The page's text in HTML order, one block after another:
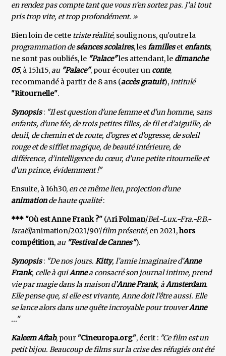
en rendez pas compte tant que vous n’en sortez pas. J’ai tout
pris trop vite, et trop profondément. »
Bien loin de cette triste réalité, soulignons, qu'outre la
programmation deséances scolaires, lesfamilleset enfants,
ne sont pas oubliés, le "Palace"les attendant, le dimanche
05, à 15h15,au "Palace", pour écouter un conte,
recommandé à partir de 8 ans (accès gratuit),intitulé
"Ritournelle".
Synopsis: "Il est question d'une femme et d'un homme, sans
enfants, d'une fée, de trois petites filles, de fil et d’aiguille, de
deuil, de chemin et de route, d’ogres et d’ogresse, de soleil
rouge et de sifflet magique, de beauté intérieure, de
différence, d’intelligence du cœur, d’une petite ritournelle et
d’un prince, évidemment !"
Ensuite, à 16h30, en ce même lieu, projection d'une
animationde haute qualité:
*** "Où est Anne Frank ?" (Ari Folman/Bel.-Lux.-Fra.-P.B.-
Israël/animation/2021/90'/film présenté, en 2021,hors
compétition,au "Festival de Cannes").
Synopsis: "De nos jours. Kitty, l’amie imaginaire d’Anne
Frank, celle à quiAnnea consacré son journal intime, prend
vie par magie dans la maison d’Anne Frank, àAmsterdam.
Elle pense que, si elle est vivante, Anne doit l’être aussi. Elle
se lance alors dans une quête incroyable pour trouverAnne
..."
Kaleem Aftab, pour "Cineuropa.org", écrit : "Ce film est un
petit bijou. Beaucoup de films sur la crise des réfugiés ont été